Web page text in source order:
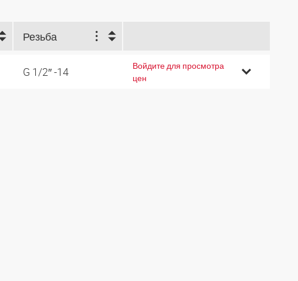
Резьба
G 1/2″ -14
Войдите для просмотра
цен